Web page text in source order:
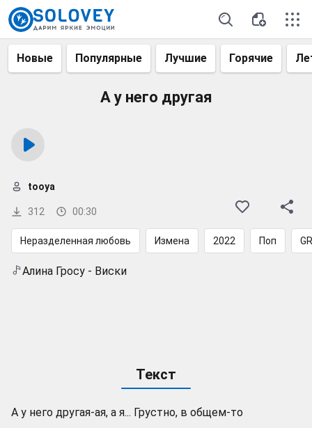
Новые Популярные Лучшие Горячие
А у него другая
312 00:30
tooya
Неразделенная любовь Измена 2022 Поп
Алина Гросу - Виски
Текст
А у него другая-ая, а я... Грустно, в общем-то